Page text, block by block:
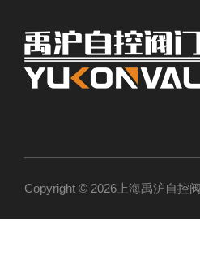
Copyright © 2026上海禹沪自控